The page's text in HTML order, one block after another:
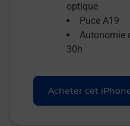
optique
Puce A19
Autonomie
30h
Acheter cet